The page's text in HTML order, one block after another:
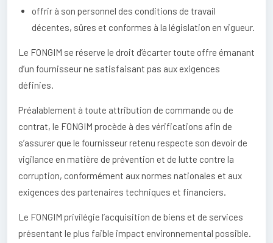
offrir à son personnel des conditions de travail
décentes, sûres et conformes à la législation en vigueur.
Le FONGIM se réserve le droit d’écarter toute offre émanant
d’un fournisseur ne satisfaisant pas aux exigences
définies.
Préalablement à toute attribution de commande ou de
contrat, le FONGIM procède à des vérifications afin de
s’assurer que le fournisseur retenu respecte son devoir de
vigilance en matière de prévention et de lutte contre la
corruption, conformément aux normes nationales et aux
exigences des partenaires techniques et financiers.
Le FONGIM privilégie l’acquisition de biens et de services
présentant le plus faible impact environnemental possible.